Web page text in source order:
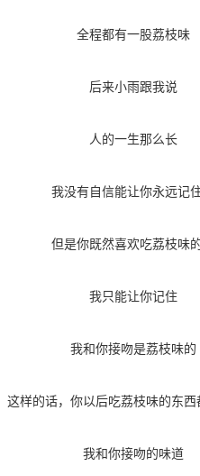
全程都有一股荔枝味
后来小雨跟我说
人的一生那么长
我没有自信能让你永远记
但是你既然喜欢吃荔枝味
我只能让你记住
我和你接吻是荔枝味的
这样的话，你以后吃荔枝味的东西
我和你接吻的味道